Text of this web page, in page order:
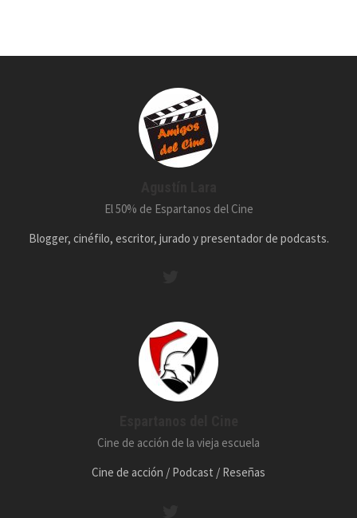
El 50% de Espartanos del Cine
Blogger, cinéfilo, escritor, jurado y presentador de podcasts.
Cine de acción de la vieja escuela
Cine de acción / Podcast / Reseñas